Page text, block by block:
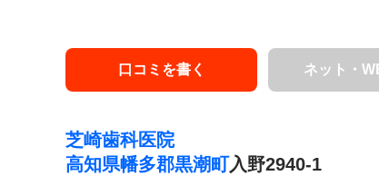
口コミを書く ネット・
芝崎歯科医院
高知県幡多郡黒潮町入野2940-1